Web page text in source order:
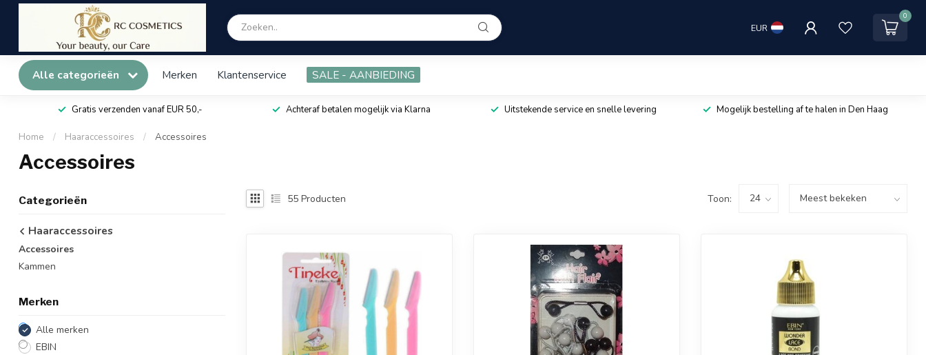
EUR
0
Alle categorieën Merken Klantenservice SALE - AANBIEDING
Gratis verzenden vanaf EUR 50,- Achteraf betalen mogelijk via Klarna Uitstekende service en snelle levering Mogelijk bestelling af te halen in Den Haag
Home / Haaraccessoires / Accessoires
Accessoires
Categorieën
Haaraccessoires
Accessoires
Kammen
Merken
Alle merken
EBIN
55 Producten Toon: